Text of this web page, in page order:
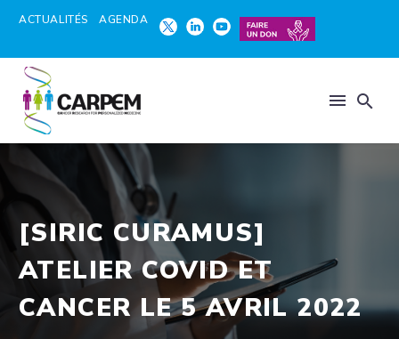
ACTUALITÉS AGENDA
[SIRIC CURAMUS]
ATELIER COVID ET
CANCER LE 5 AVRIL 2022